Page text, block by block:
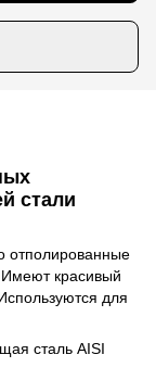
стали
отполированные
Имеют красивый
для
сталь AISI